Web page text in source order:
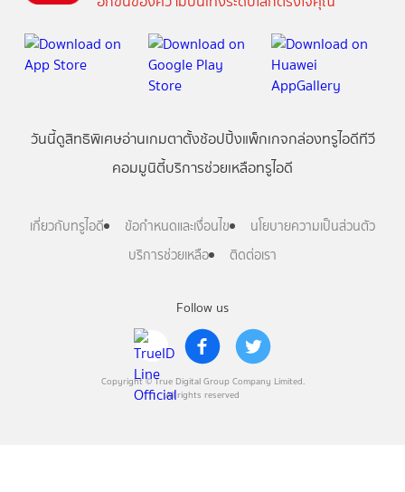
Follow us
Copyright © True Digital Group Company Limited.
All rights reserved
วันนี้ดูสิทธิพิเศษอ่านเกมตาตั้งช้อปปิ้งแพ็กเกจกล่องทรูไอดีทีวี
คอมมูนิตี้บริการช่วยเหลือทรูไอดี
เกี่ยวกับทรูไอดี ข้อกำหนดและเงื่อนไข
นโยบายความเป็นส่วนตัว
บริการช่วยเหลือ
ติดต่อเรา